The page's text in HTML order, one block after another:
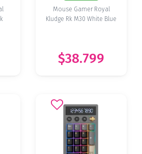
Mouse Gamer Royal
Kludge Rk M30 White Blue
$38.799